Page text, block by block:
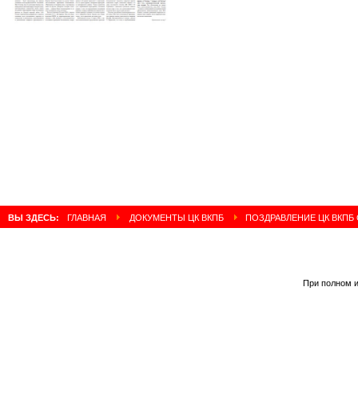
ВЫ ЗДЕСЬ: ГЛАВНАЯ ДОКУМЕНТЫ ЦК ВКПБ ПОЗДРАВЛЕНИЕ ЦК
При полном